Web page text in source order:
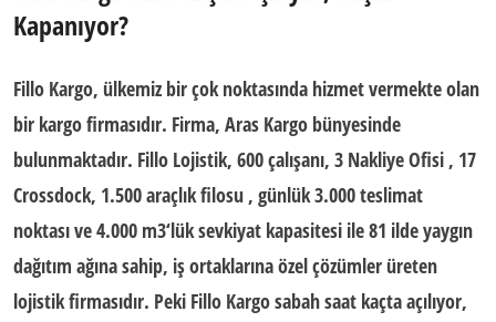
Kapanıyor?
Fillo Kargo, ülkemiz bir çok noktasında hizmet vermekte olan
bir kargo firmasıdır. Firma, Aras Kargo bünyesinde
bulunmaktadır. Fillo Lojistik, 600 çalışanı, 3 Nakliye Ofisi , 17
Crossdock, 1.500 araçlık filosu , günlük 3.000 teslimat
noktası ve 4.000 m3‘lük sevkiyat kapasitesi ile 81 ilde yaygın
dağıtım ağına sahip, iş ortaklarına özel çözümler üreten
lojistik firmasıdır. Peki Fillo Kargo sabah saat kaçta açılıyor,